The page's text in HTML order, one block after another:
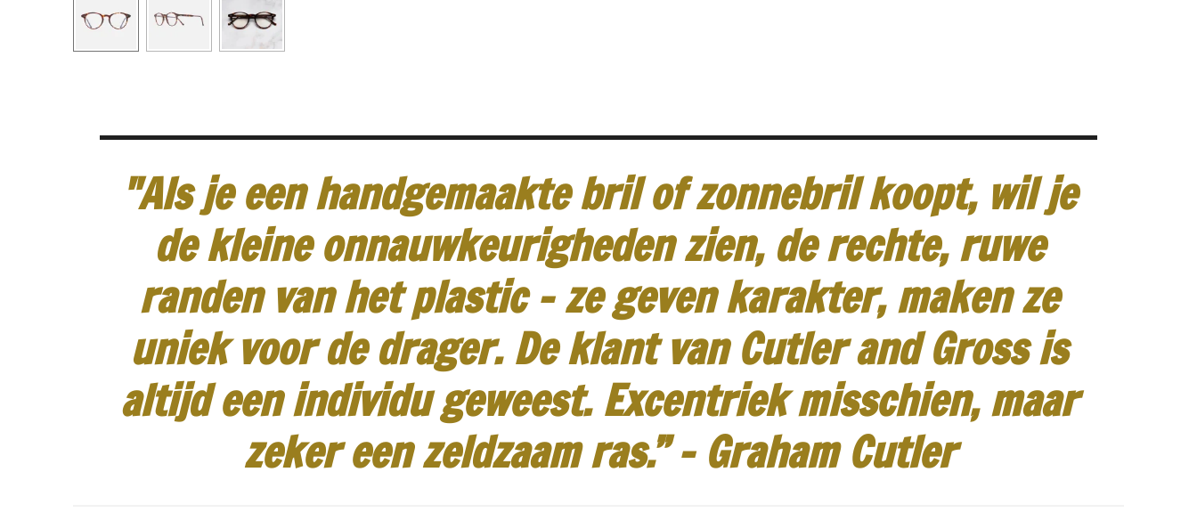
"Als je een handgemaakte bril of zonnebril koopt, wil je
de kleine onnauwkeurigheden zien, de rechte, ruwe
randen van het plastic - ze geven karakter, maken ze
uniek voor de drager. De klant van Cutler and Gross is
altijd een individu geweest. Excentriek misschien, maar
zeker een zeldzaam ras.” - Graham Cutler